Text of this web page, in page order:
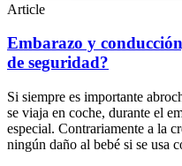
Article
Embarazo y
de seguridad?
Si siempre es importante
se viaja en coche, durante el
especial. Contrariamente a la
ningún daño al bebé si se usa